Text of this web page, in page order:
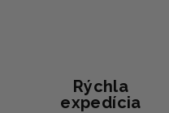
Rýchla
expedícia